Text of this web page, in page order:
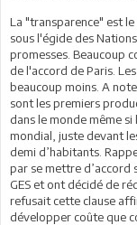
La "transparence" est
sous l'égide des
promesses. Beaucoup
de l'accord de Paris.
beaucoup moins. A
sont les premiers
dans le monde même
mondial, juste devant
demi d’habitants.
par se mettre d’accord
GES et ont décidé de
refusait cette clause
développer coûte que